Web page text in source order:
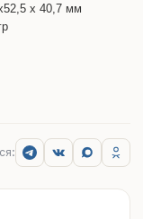
x 40,7 мм